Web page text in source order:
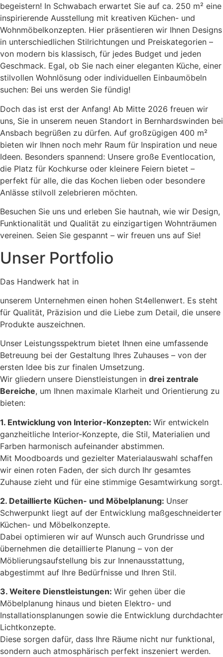
begeistern! In Schwabach erwartet Sie auf ca. 250 m² eine
inspirierende Ausstellung mit kreativen Küchen- und
Wohnmöbelkonzepten. Hier präsentieren wir Ihnen Designs
in unterschiedlichen Stilrichtungen und Preiskategorien –
von modern bis klassisch, für jedes Budget und jeden
Geschmack. Egal, ob Sie nach einer eleganten Küche, einer
stilvollen Wohnlösung oder individuellen Einbaumöbeln
suchen: Bei uns werden Sie fündig!
Doch das ist erst der Anfang! Ab Mitte 2026 freuen wir
uns, Sie in unserem neuen Standort in Bernhardswinden bei
Ansbach begrüßen zu dürfen. Auf großzügigen 400 m²
bieten wir Ihnen noch mehr Raum für Inspiration und neue
Ideen. Besonders spannend: Unsere große Eventlocation,
die Platz für Kochkurse oder kleinere Feiern bietet –
perfekt für alle, die das Kochen lieben oder besondere
Anlässe stilvoll zelebrieren möchten.
Besuchen Sie uns und erleben Sie hautnah, wie wir Design,
Funktionalität und Qualität zu einzigartigen Wohnträumen
vereinen. Seien Sie gespannt – wir freuen uns auf Sie!
Unser Portfolio
Das Handwerk hat in
unserem Unternehmen einen hohen St4ellenwert. Es steht
für Qualität, Präzision und die Liebe zum Detail, die unsere
Produkte auszeichnen.
Unser Leistungsspektrum bietet Ihnen eine umfassende
Betreuung bei der Gestaltung Ihres Zuhauses – von der
ersten Idee bis zur finalen Umsetzung.
Wir gliedern unsere Dienstleistungen in drei zentrale
Bereiche, um Ihnen maximale Klarheit und Orientierung zu
bieten:
1. Entwicklung von Interior-Konzepten: Wir entwickeln
ganzheitliche Interior-Konzepte, die Stil, Materialien und
Farben harmonisch aufeinander abstimmen.
Mit Moodboards und gezielter Materialauswahl schaffen
wir einen roten Faden, der sich durch Ihr gesamtes
Zuhause zieht und für eine stimmige Gesamtwirkung sorgt.
2. Detaillierte Küchen- und Möbelplanung: Unser
Schwerpunkt liegt auf der Entwicklung maßgeschneiderter
Küchen- und Möbelkonzepte.
Dabei optimieren wir auf Wunsch auch Grundrisse und
übernehmen die detaillierte Planung – von der
Möblierungsaufstellung bis zur Innenausstattung,
abgestimmt auf Ihre Bedürfnisse und Ihren Stil.
3. Weitere Dienstleistungen: Wir gehen über die
Möbelplanung hinaus und bieten Elektro- und
Installationsplanungen sowie die Entwicklung durchdachter
Lichtkonzepte.
Diese sorgen dafür, dass Ihre Räume nicht nur funktional,
sondern auch atmosphärisch perfekt inszeniert werden.